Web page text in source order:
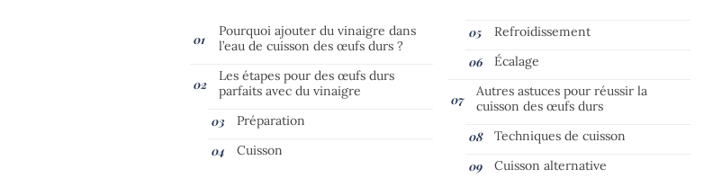
Pourquoi ajouter du vinaigre dans
l’eau de cuisson des œufs durs ?
Les étapes pour des œufs durs
parfaits avec du vinaigre
Préparation
Cuisson
Refroidissement
Écalage
Autres astuces pour réussir la
cuisson des œufs durs
Techniques de cuisson
Cuisson alternative